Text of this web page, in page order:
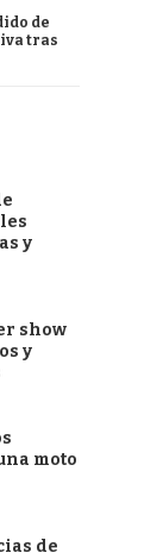
de
tras
y
show
y
moto
de